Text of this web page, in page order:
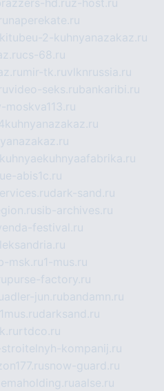
hd.ruz-host.ru
naperekate.ru
kitubeu-2-kuhnyanazakaz.ru
cs-68.ru
mir-tk.ruvlknrussia.ru
video-seks.rubankaribi.ru
kuhnyaekuhnyaafabrika.ru
e-abis1c.ru
dark-sand.ru
sib-archives.ru
festival.ru
msk.ru1-mus.ru
purse-factory.ru
adler-jun.rubandamn.ru
1mus.rudarksand.ru
rtdco.ru
kompanij.ru
snow-guard.ru
aalse.ru